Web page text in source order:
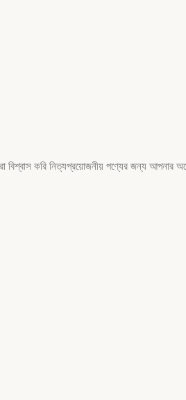
করি নিত্যপ্রয়োজনীয় পণ্যের জন্য আপনার